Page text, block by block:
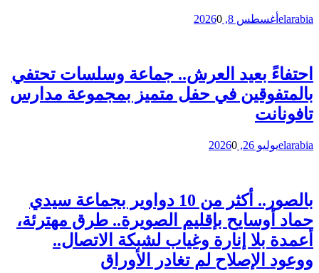
elarabia أغسطس 8, 2026 0
احتفاءً بعيد العرش.. جماعة وسلسات تحتفي
بالمتفوقين في حفل متميز بمجموعة مدارس
تافونانت
elarabiaيوليو 26, 2026 0
بالصور.. أكثر من 10 دواوير بجماعة سيدي
حماد أوسايح بإقليم الصويرة.. طرق مهترئة،
أعمدة بلا إنارة وغياب لشبكة الاتصال..
ووعود الإصلاح لم تغادر الأوراق